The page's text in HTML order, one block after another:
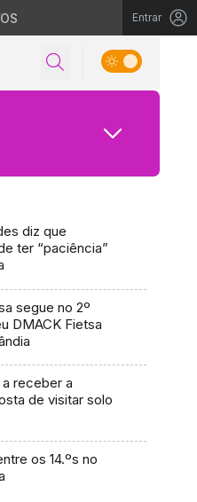
Entrar
diz que
ter “paciência”
segue no 2º
DMACK Fietsa
receber a
de visitar solo
os 14.ºs no